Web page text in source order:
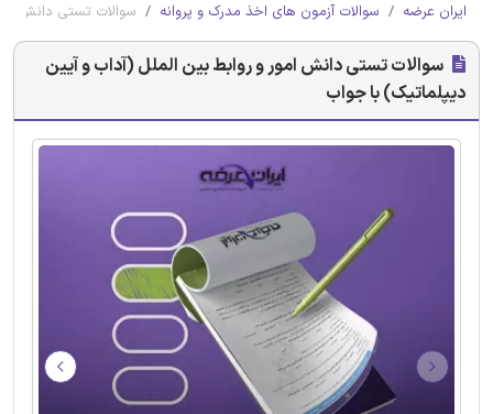
ایران عرضه سوالات آزمون های اخذ مدرک و پروانه سوالات تستی دانش
سوالات تستی دانش امور و روابط بین الملل (آداب و آیین
دیپلماتیک) با جواب